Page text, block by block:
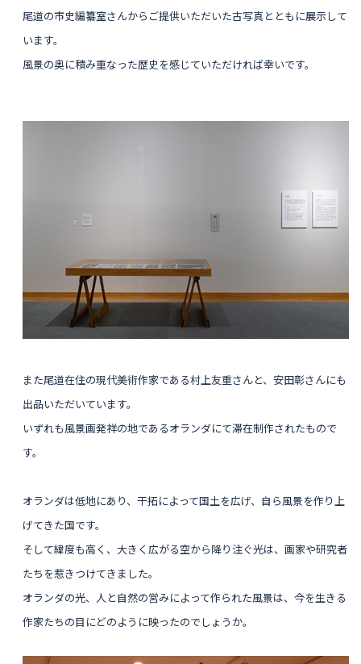
尾道の市史編纂室さんからご提供いただいた古写真とともに展示して
います。
風景の奥に積み重なった歴史を感じていただければ幸いです。
また尾道在住の現代美術作家である村上友重さんと、安田彰さんにも
出品いただいています。
いずれも風景画発祥の地であるオランダにて滞在制作されたもので
す。
オランダは低地にあり、干拓によって国土を広げ、自ら風景を作り上
げてきた国です。
そして緯度も高く、大きく広がる空から降り注ぐ光は、画家や研究者
たちを惹きつけてきました。
オランダの光、人と自然の営みによって作られた風景は、今を生きる
作家たちの目にどのように映ったのでしょうか。